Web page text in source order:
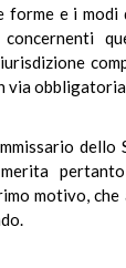
e i modi
via
dello
motivo, che